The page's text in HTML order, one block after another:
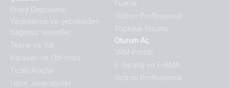
Enerji Depolama
Yedekleme ve şebekeden
bağımsız sistemler
Tekne ve Yat
Karavan ve Off-road
Ticari Araçlar
Hibrit Jeneratörler
Fuarlar
Victron Professional
Topluluk forumu
Oturum Aç
VRM Portalı
E-Sipariş ve E-RMA
Victron Professional